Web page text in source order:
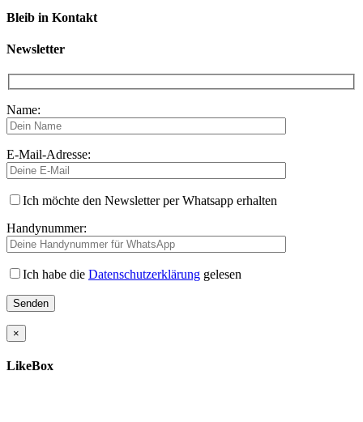
Bleib in Kontakt
Newsletter
Name:
E-Mail-Adresse:
Ich möchte den Newsletter per Whatsapp erhalten
Handynummer:
Ich habe die Datenschutzerklärung gelesen
×
LikeBox